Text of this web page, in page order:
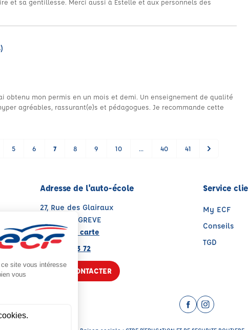
et sa gentillesse. Merci aussi à Estelle et aux personnels des
obtenu mon permis en un mois et demi. Un enseignement de qualité
agréables, rassurant(e)s et pédagogues. Je recommande cette
5 6 7 8 9 10 ... 40 41
avis
Adresse de l'auto-école
27, Rue des Glairaux
38120 ST EGREVE
Voir sur la carte
04 76 75 63 72
NOUS CONTACTER
Service
My ECF
Conseils
TGD
Facebook
Instagram